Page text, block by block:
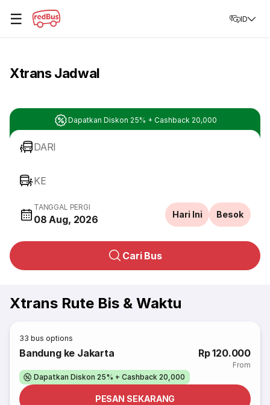
☰ ID
Xtrans Jadwal
Dapatkan Diskon 25% + Cashback 20,000
DARI
KE
TANGGAL PERGI
08 Aug, 2026 Hari Ini Besok
Cari Bus
Xtrans Rute Bis & Waktu
33 bus options
Bandung ke Jakarta Rp 120.000
From
Dapatkan Diskon 25% + Cashback 20,000
PESAN SEKARANG